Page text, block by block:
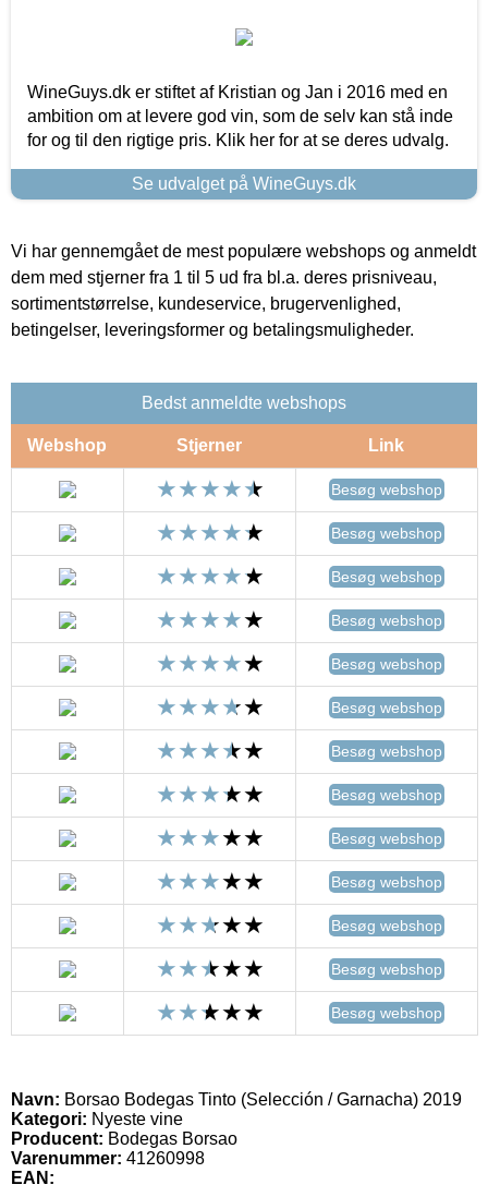
WineGuys.dk er stiftet af Kristian og Jan i 2016 med en
ambition om at levere god vin, som de selv kan stå inde
for og til den rigtige pris. Klik her for at se deres udvalg.
Se udvalget på WineGuys.dk
Vi har gennemgået de mest populære webshops og anmeldt
dem med stjerner fra 1 til 5 ud fra bl.a. deres prisniveau,
sortimentstørrelse, kundeservice, brugervenlighed,
betingelser, leveringsformer og betalingsmuligheder.
Bedst anmeldte webshops
Webshop Stjerner Link
Besøg webshop
Besøg webshop
Besøg webshop
Besøg webshop
Besøg webshop
Besøg webshop
Besøg webshop
Besøg webshop
Besøg webshop
Besøg webshop
Besøg webshop
Besøg webshop
Besøg webshop
Navn: Borsao Bodegas Tinto (Selección / Garnacha) 2019
Kategori: Nyeste vine
Producent: Bodegas Borsao
Varenummer: 41260998
EAN: